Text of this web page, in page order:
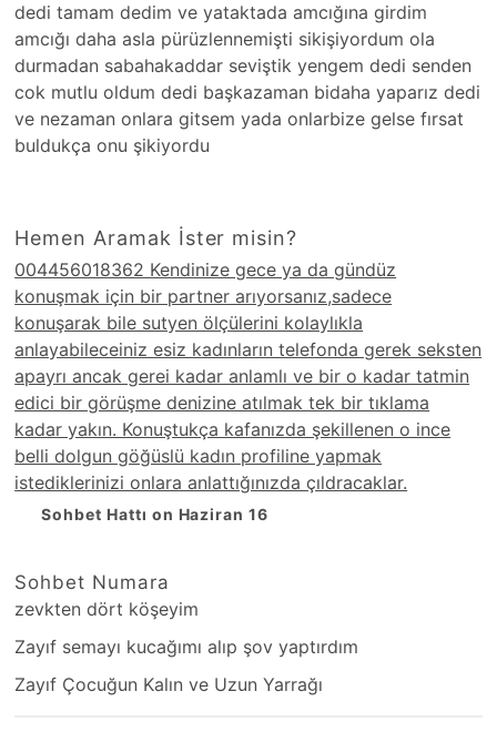
dedi tamam dedim ve yataktada amcığına girdim
amcığı daha asla pürüzlennemişti sikişiyordum ola
durmadan sabahakaddar seviştik yengem dedi senden
cok mutlu oldum dedi başkazaman bidaha yaparız dedi
ve nezaman onlara gitsem yada onlarbize gelse fırsat
buldukça onu şikiyordu
Hemen Aramak İster misin?
004456018362 Kendinize gece ya da gündüz
konuşmak için bir partner arıyorsanız,sadece
konuşarak bile sutyen ölçülerini kolaylıkla
anlayabileceiniz esiz kadınların telefonda gerek seksten
apayrı ancak gerei kadar anlamlı ve bir o kadar tatmin
edici bir görüşme denizine atılmak tek bir tıklama
kadar yakın. Konuştukça kafanızda şekillenen o ince
belli dolgun göğüslü kadın profiline yapmak
istediklerinizi onlara anlattığınızda çıldracaklar.
Sohbet Hattı on Haziran 16
Sohbet Numara
zevkten dört köşeyim
Zayıf semayı kucağımı alıp şov yaptırdım
Zayıf Çocuğun Kalın ve Uzun Yarrağı